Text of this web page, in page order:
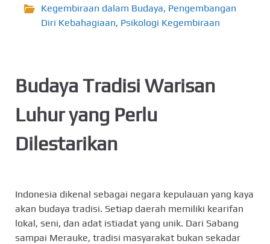
Kegembiraan dalam Budaya, Pengembangan
Diri Kebahagiaan, Psikologi Kegembiraan
Budaya Tradisi Warisan
Luhur yang Perlu
Dilestarikan
Indonesia dikenal sebagai negara kepulauan yang kaya
akan budaya tradisi. Setiap daerah memiliki kearifan
lokal, seni, dan adat istiadat yang unik. Dari Sabang
sampai Merauke, tradisi masyarakat bukan sekadar